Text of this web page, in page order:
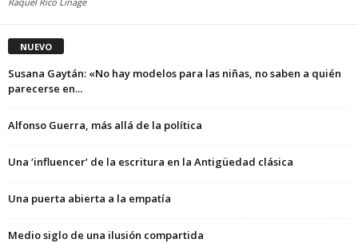
NUEVO
Susana Gaytán: «No hay modelos para las niñas, no saben a quién
parecerse en...
Alfonso Guerra, más allá de la política
Una ‘influencer’ de la escritura en la Antigüedad clásica
Una puerta abierta a la empatía
Medio siglo de una ilusión compartida